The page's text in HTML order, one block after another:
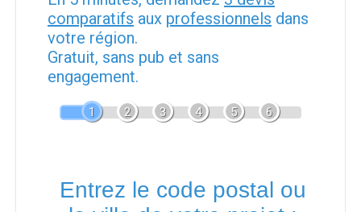
comparatifs aux professionnels dans
votre région.
Gratuit, sans pub et sans
engagement.
1 2 3 4 5 6
Entrez le code postal ou